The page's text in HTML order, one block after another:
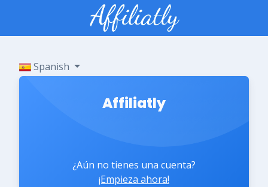
Spanish
Affiliatly
¿Aún no tienes una cuenta?
¡Empieza ahora!